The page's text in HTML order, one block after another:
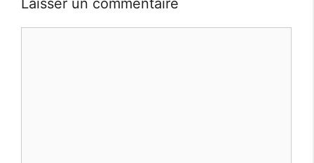
Laisser un commentaire